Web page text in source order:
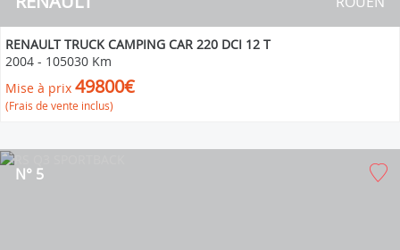
RENAULT TRUCK CAMPING CAR 220 DCI 12 T
2004 - 105030 Km
Mise à prix 49800€
(Frais de vente inclus)
N° 5